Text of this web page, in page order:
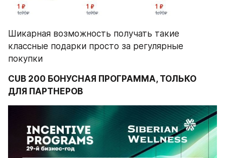
Шикарная возможность получать такие
классные подарки просто за регулярные
покупки
CUB 200 БОНУСНАЯ ПРОГРАММА, ТОЛЬКО
ДЛЯ ПАРТНЕРОВ